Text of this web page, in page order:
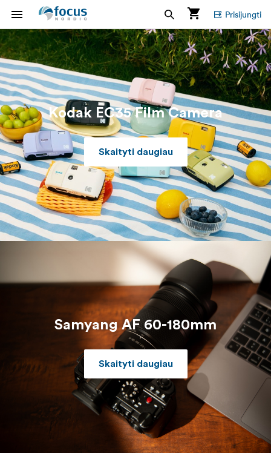
Prisijungti
Kodak EC35 Film Camera
Skaityti daugiau
Samyang AF 60-180mm
Skaityti daugiau